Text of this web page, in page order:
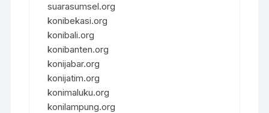
suarasumsel.org
konibekasi.org
konibali.org
konibanten.org
konijabar.org
konijatim.org
konimaluku.org
konilampung.org